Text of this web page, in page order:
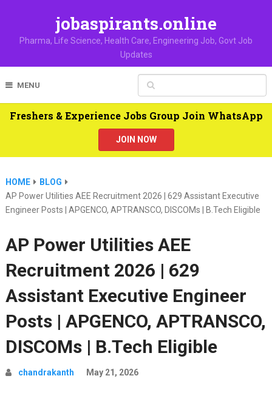
jobaspirants.online
Pharma, Life Science, Health Care, Engineering Job, Govt Job
Updates
MENU
Freshers & Experience Jobs Group Join WhatsApp
JOIN NOW
HOME
BLOG
AP Power Utilities AEE Recruitment 2026 | 629 Assistant Executive
Engineer Posts | APGENCO, APTRANSCO, DISCOMs | B.Tech Eligible
AP Power Utilities AEE
Recruitment 2026 | 629
Assistant Executive Engineer
Posts | APGENCO, APTRANSCO,
DISCOMs | B.Tech Eligible
chandrakanth May 21, 2026